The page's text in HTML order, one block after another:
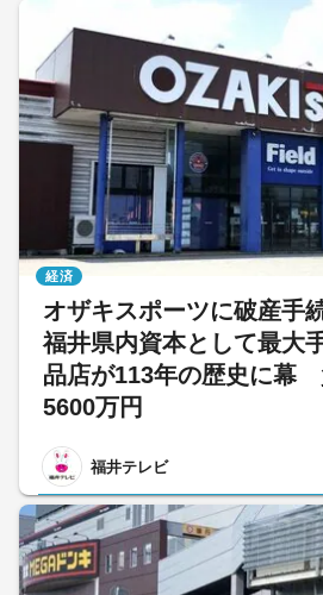
オザキスポーツに破産手
福井県内資本として最大
品店が113年の歴史に幕
5600万円
福井テレビ
経済